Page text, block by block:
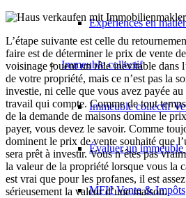
Expériences en
Immeuble collectif
Immeuble collectif
Évaluer un
MFH Vente & Impôts
L’étape suivante est celle du
faire est de déterminer le prix de vente
voisinage jouent un rôle inévitable dans
de votre propriété, mais ce n’est pas la
investie, ni celle que vous avez payée
travail qui compte. Comme de tout
de la demande de maisons domine le
payer, vous devez le savoir. Comme
dominent le prix de vente souhaité que
sera prêt à investir. Vous n’êtes pas
la valeur de la propriété lorsque vous la
est vrai que pour les profanes, il est
sérieusement la valeur d’une maison.